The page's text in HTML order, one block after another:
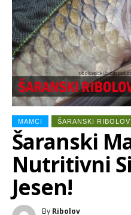
MAMCI ŠARANSKI RIBOLOV
Šaranski
Nutritivni
Jesen!
By Ribolov